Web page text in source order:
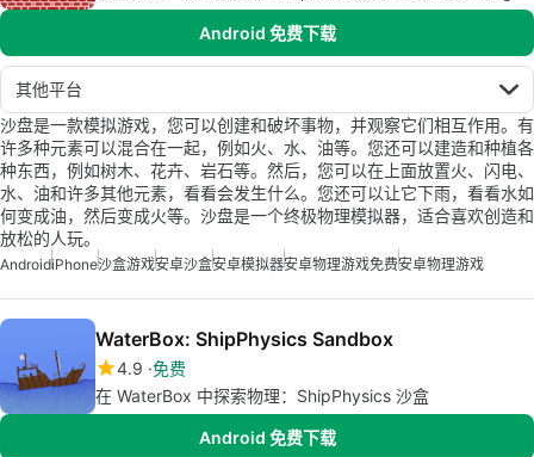
Android 免费下载
其他平台
沙盘是一款模拟游戏，您可以创建和破坏事物，并观察它们相互作用。有
许多种元素可以混合在一起，例如火、水、油等。您还可以建造和种植各
种东西，例如树木、花卉、岩石等。然后，您可以在上面放置火、闪电、
水、油和许多其他元素，看看会发生什么。您还可以让它下雨，看看水如
何变成油，然后变成火等。沙盘是一个终极物理模拟器，适合喜欢创造和
放松的人玩。
AndroidiPhone沙盒游戏安卓沙盒安卓模拟器安卓物理游戏免费安卓物理游戏
WaterBox: ShipPhysics Sandbox
4.9 免费
在 WaterBox 中探索物理：ShipPhysics 沙盒
Android 免费下载